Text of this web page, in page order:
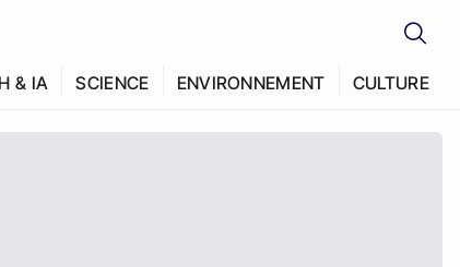
& IA SCIENCE ENVIRONNEMENT CULTURE